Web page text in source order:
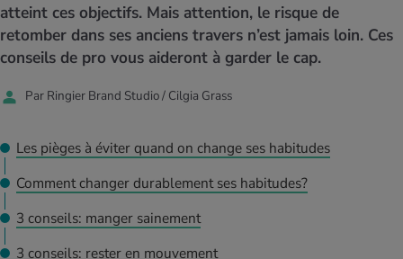
et intolérances
ACTUELS DANS LE DOMAINE ALIMENTATION
d’hiver
Calculer la consommation de calories
Course & Jogging
au quotidien
Travail et santé
Détente active
médical
ACTUELS DANS LE DOMAINE MÉDECINE
ACTUELS DANS LE DOMAINE SERVICE
Offres
Tool, test et quiz
atteint ces objectifs. Mais attention, le risque de
retomber dans ses anciens travers n’est jamais loin. Ces
conseils de pro vous aideront à garder le cap.
Par Ringier Brand Studio / Cilgia Grass
Les pièges à éviter quand on change ses habitudes
Comment changer durablement ses habitudes?
3 conseils: manger sainement
3 conseils: rester en mouvement